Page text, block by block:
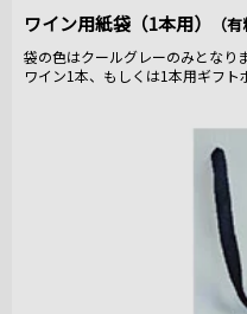
ワイン用紙袋（1本用） （
袋の色はクールグレーのみとなりま
ワイン1本、もしくは1本用ギフト